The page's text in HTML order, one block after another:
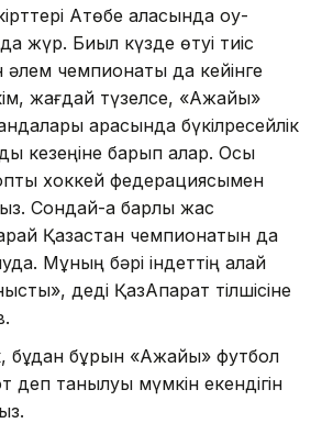
Ақтөбе қаласында оқу-
жүр. Биыл күзде өтуі тиіс
чемпионаты да кейінге
жағдай түзелсе, «Ақжайық»
арасында бүкілресейлік
кезеңіне барып қалар. Осы
хоккей федерациясымен
Сондай-ақ барлық жас
Қазақстан чемпионатын да
Мұның бәрі індеттің қалай
деді ҚазАқпарат тілшісіне
бұдан бұрын «Ақжайық» футбол
деп танылуы мүмкін екендігін